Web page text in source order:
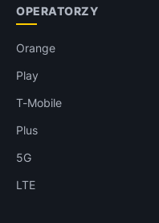
OPERATORZY
Orange
Play
T-Mobile
Plus
5G
LTE